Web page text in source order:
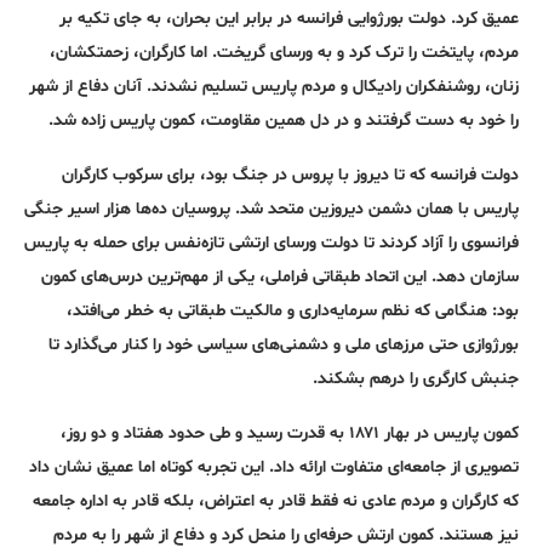
عمیق کرد. دولت بورژوایی فرانسه در برابر این بحران، به جای تکیه بر
مردم، پایتخت را ترک کرد و به ورسای گریخت. اما کارگران، زحمتکشان،
زنان، روشنفکران رادیکال و مردم پاریس تسلیم نشدند. آنان دفاع از شهر
را خود به دست گرفتند و در دل همین مقاومت، کمون پاریس زاده شد.
دولت فرانسه که تا دیروز با پروس در جنگ بود، برای سرکوب کارگران
پاریس با همان دشمن دیروزین متحد شد. پروسیان ده‌ها هزار اسیر جنگی
فرانسوی را آزاد کردند تا دولت ورسای ارتشی تازه‌نفس برای حمله به پاریس
سازمان دهد. این اتحاد طبقاتی فراملی، یکی از مهم‌ترین درس‌های کمون
بود: هنگامی که نظم سرمایه‌داری و مالکیت طبقاتی به خطر می‌افتد،
بورژوازی حتی مرزهای ملی و دشمنی‌های سیاسی خود را کنار می‌گذارد تا
جنبش کارگری را درهم بشکند.
کمون پاریس در بهار ۱۸۷۱ به قدرت رسید و طی حدود هفتاد و دو روز،
تصویری از جامعه‌ای متفاوت ارائه داد. این تجربه کوتاه اما عمیق نشان داد
که کارگران و مردم عادی نه فقط قادر به اعتراض، بلکه قادر به اداره جامعه
نیز هستند. کمون ارتش حرفه‌ای را منحل کرد و دفاع از شهر را به مردم